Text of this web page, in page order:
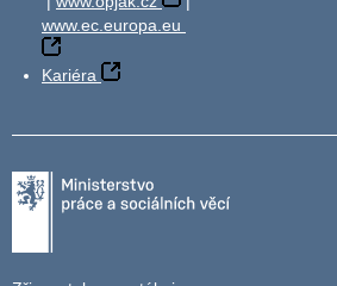
www.ec.europa.eu
Kariéra